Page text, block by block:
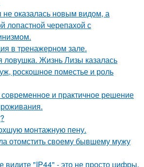
не оказалась новым видом, а
лопастной черепахой с
в тренажерном зале.
ловушка. Жизнь Лизы казалась
роскошное поместье и роль
и практичное решение
монтажную пену.
отомстить своему бывшему мужу
видите "IP44" - это не просто цифры,